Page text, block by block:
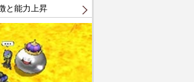
と能力上昇